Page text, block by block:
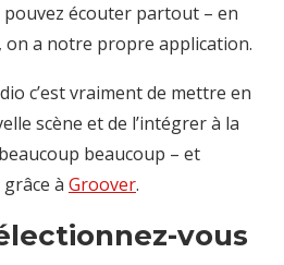
pouvez écouter partout – en
on a notre propre application.
c’est vraiment de mettre en
scène et de l’intégrer à la
beaucoup – et
à Groover.
vous